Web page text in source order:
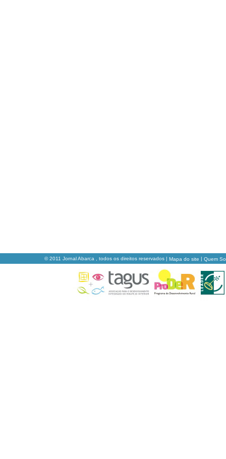
© 2011 Jornal Abarca , todos os direitos reservados | Mapa do site | Quem